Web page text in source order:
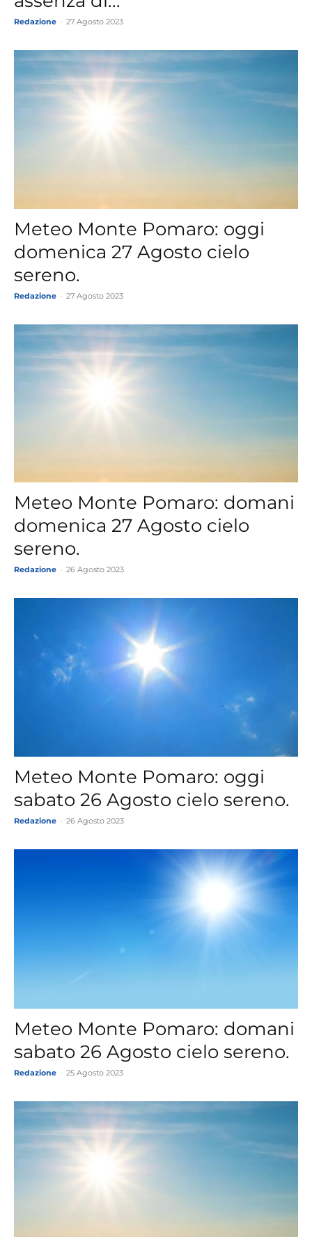
Redazione 27 Agosto 2023
Meteo Monte Pomaro: oggi
domenica 27 Agosto cielo
sereno.
Redazione 27 Agosto 2023
Meteo Monte Pomaro: domani
domenica 27 Agosto cielo
sereno.
Redazione 26 Agosto 2023
Meteo Monte Pomaro: oggi
sabato 26 Agosto cielo sereno.
Redazione 26 Agosto 2023
Meteo Monte Pomaro: domani
sabato 26 Agosto cielo sereno.
Redazione 25 Agosto 2023